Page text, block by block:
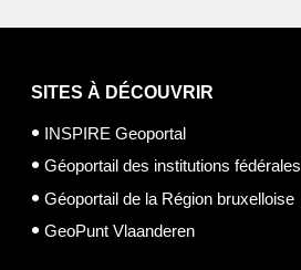
SITES À DÉCOUVRIR
INSPIRE Geoportal
Géoportail des institutions fédérales
Géoportail de la Région bruxelloise
GeoPunt Vlaanderen